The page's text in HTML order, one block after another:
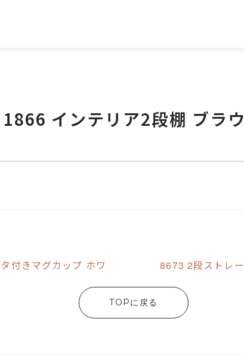
1866 インテリア2段棚 ブラ
付きマグカップ ホワ
8673 2段ストレ
TOPに戻る